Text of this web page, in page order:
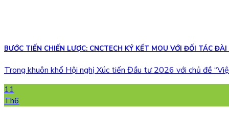
BƯỚC TIẾN CHIẾN LƯỢC: CNCTECH KÝ KẾT MOU VỚI ĐỐI TÁC
Trong khuôn khổ Hội nghị Xúc tiến Đầu tư 2026 với chủ đề
11
Th6